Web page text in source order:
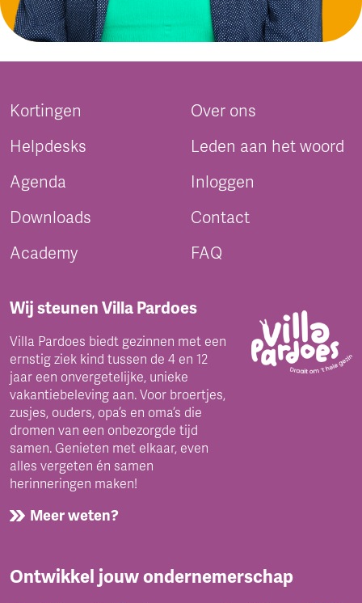
Kortingen
Helpdesks
Agenda
Downloads
Academy
Over ons
Leden aan het woord
Inloggen
Contact
FAQ
Wij steunen Villa Pardoes
Villa Pardoes biedt gezinnen met een
ernstig ziek kind tussen de 4 en 12
jaar een onvergetelijke, unieke
vakantiebeleving aan. Voor broertjes,
zusjes, ouders, opa’s en oma’s die
dromen van een onbezorgde tijd
samen. Genieten met elkaar, even
alles vergeten én samen
herinneringen maken!
Meer weten?
Ontwikkel jouw ondernemerschap